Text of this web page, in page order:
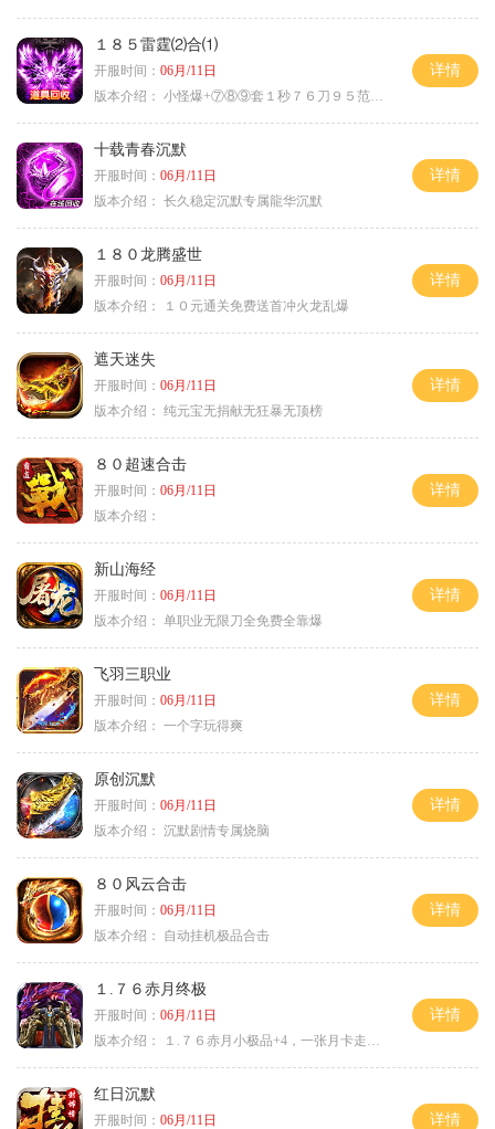
１８５雷霆⑵合⑴
开服时间： 06月/11日
版本介绍： 小怪爆+⑦⑧⑨套１秒７６刀９５范围捡
详情
十载青春沉默
开服时间： 06月/11日
版本介绍： 长久稳定沉默专属龍华沉默
详情
１８０龙腾盛世
开服时间： 06月/11日
版本介绍：
１０元通关免费送首冲火龙乱爆
详情
遮天迷失
开服时间： 06月/11日
版本介绍： 纯元宝无捐献无狂暴无顶榜
详情
８０超速合击
开服时间： 06月/11日
版本介绍：
详情
新山海经
开服时间： 06月/11日
版本介绍： 单职业无限刀全免费全靠爆
详情
飞羽三职业
开服时间： 06月/11日
版本介绍： 一个字玩得爽
详情
原创沉默
开服时间： 06月/11日
版本介绍： 沉默剧情专属烧脑
详情
８０风云合击
开服时间： 06月/11日
版本介绍：
自动挂机极品合击
详情
１.７６赤月终极
开服时间： 06月/11日
版本介绍：
１.７６赤月小极品+4，一张月卡走天涯b
详情
红日沉默
开服时间： 06月/11日
详情